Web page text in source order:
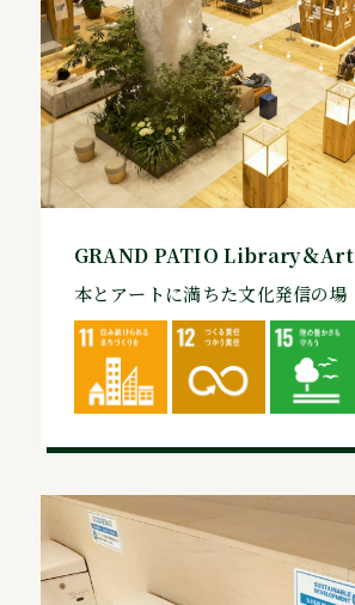
GRAND PATIO Library＆Art
本とアートに満ちた文化発信の場